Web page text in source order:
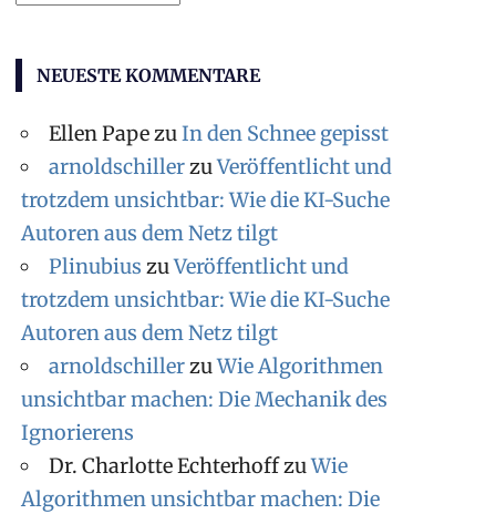
c
h
i
v
NEUESTE KOMMENTARE
Ellen PapezuIn den Schnee gepisst
arnoldschillerzuVeröffentlicht und
trotzdem unsichtbar: Wie die KI-Suche
Autoren aus dem Netz tilgt
Plinubius zuVeröffentlicht und
trotzdem unsichtbar: Wie die KI-Suche
Autoren aus dem Netz tilgt
arnoldschillerzuWie Algorithmen
unsichtbar machen: Die Mechanik des
Ignorierens
Dr. Charlotte EchterhoffzuWie
Algorithmen unsichtbar machen: Die